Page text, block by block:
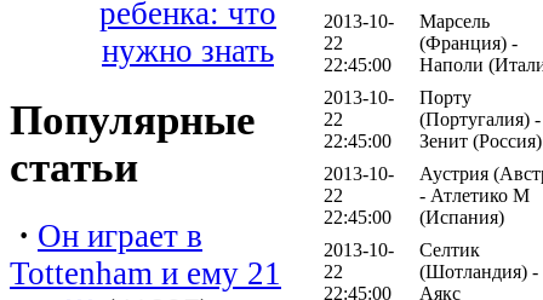
ребенка: что
нужно знать
Популярные
статьи
· Он играет в
Tottenham и ему 21
2013-10-
22
22:45:00
Марсель
(Франция) -
Наполи
2013-10-
22
22:45:00
Порту
(Португалия) -
Зенит (Россия)
2013-10-
22
22:45:00
Аустрия
- Атлетико М
(Испания)
2013-10-
22
22:45:00
Селтик
(Шотландия) -
Аякс